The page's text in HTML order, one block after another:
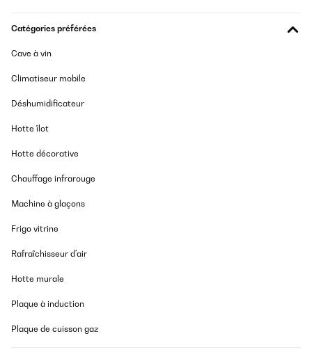
zaubert eine wohlige Atmosphäre und selbst wenn man den
wärmer und gemütlicher wirken.Den Heizlüfter habe ich nur
minimal und Wärmeleistung scheint auch ordentlich zu
aufgrund der Optik.
Catégories préférées
Cave à vin
Climatiseur mobile
Déshumidificateur
Hotte îlot
Hotte décorative
Chauffage infrarouge
Machine à glaçons
Frigo vitrine
Rafraîchisseur d'air
Hotte murale
Plaque à induction
Plaque de cuisson gaz